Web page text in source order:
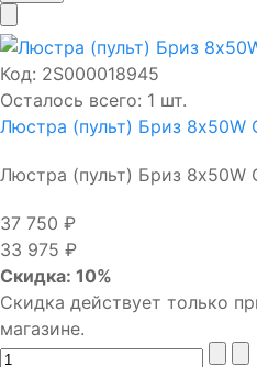
Код: 2S000018945
Осталось всего: 1 шт.
Люстра (пульт) Бриз 8х50W
Люстра (пульт) Бриз 8х50W
37 750 ₽
33 975 ₽
Скидка: 10%
Скидка действует только
магазине.